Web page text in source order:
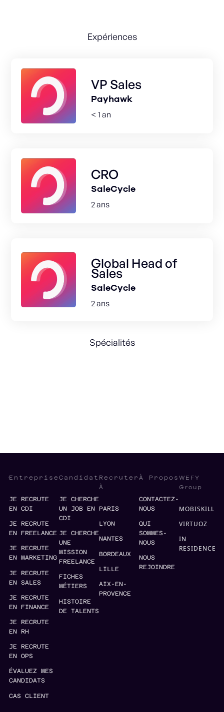
Expériences
VP Sales
Payhawk
< 1 an
CRO
SaleCycle
2 ans
Global Head of
Sales
SaleCycle
2 ans
Spécialités
Entreprise
JE RECRUTE
EN CDI
JE RECRUTE
EN FREELANCE
JE RECRUTE
EN MARKETING
JE RECRUTE
EN SALES
JE RECRUTE
EN FINANCE
JE RECRUTE
EN RH
JE RECRUTE
EN OPS
ÉVALUEZ MES
CANDIDATS
CAS CLIENT
Candidat
JE CHERCHE
UN JOB EN
CDI
JE CHERCHE
UNE
MISSION
FREELANCE
FICHES
MÉTIERS
HISTOIRE
DE TALENTS
Recruter
À
PARIS
LYON
NANTES
BORDEAUX
LILLE
AIX-EN-
PROVENCE
À Propos
CONTACTEZ-
NOUS
QUI
SOMMES-
NOUS
NOUS
REJOINDRE
WEFY
Group
MOBISKILL
VIRTUOZ
IN
RESIDENCE